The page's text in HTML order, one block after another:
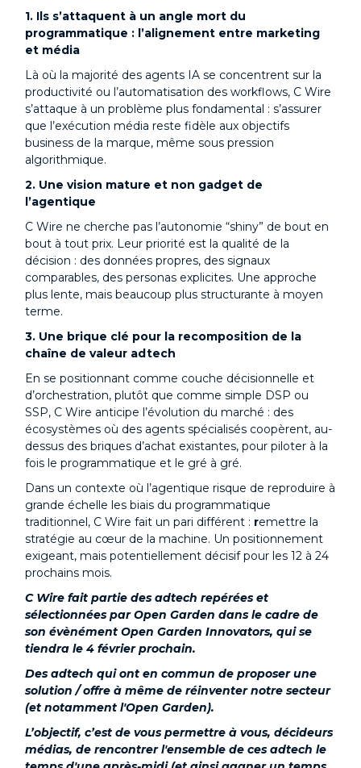
1. Ils s’attaquent à un angle mort du
programmatique : l’alignement entre marketing
et média
Là où la majorité des agents IA se concentrent sur la
productivité ou l’automatisation des workflows, C Wire
s’attaque à un problème plus fondamental : s’assurer
que l’exécution média reste fidèle aux objectifs
business de la marque, même sous pression
algorithmique.
2. Une vision mature et non gadget de
l’agentique
C Wire ne cherche pas l’autonomie “shiny” de bout en
bout à tout prix. Leur priorité est la qualité de la
décision : des données propres, des signaux
comparables, des personas explicites. Une approche
plus lente, mais beaucoup plus structurante à moyen
terme.
3. Une brique clé pour la recomposition de la
chaîne de valeur adtech
En se positionnant comme couche décisionnelle et
d’orchestration, plutôt que comme simple DSP ou
SSP, C Wire anticipe l’évolution du marché : des
écosystèmes où des agents spécialisés coopèrent, au-
dessus des briques d’achat existantes, pour piloter à la
fois le programmatique et le gré à gré.
Dans un contexte où l’agentique risque de reproduire à
grande échelle les biais du programmatique
traditionnel, C Wire fait un pari différent : remettre la
stratégie au cœur de la machine. Un positionnement
exigeant, mais potentiellement décisif pour les 12 à 24
prochains mois.
C Wire fait partie des adtech repérées et
sélectionnées par Open Garden dans le cadre de
son évènément Open Garden Innovators, qui se
tiendra le 4 février prochain.
Des adtech qui ont en commun de proposer une
solution / offre à même de réinventer notre secteur
(et notamment l'Open Garden).
L’objectif, c’est de vous permettre à vous, décideurs
médias, de rencontrer l'ensemble de ces adtech le